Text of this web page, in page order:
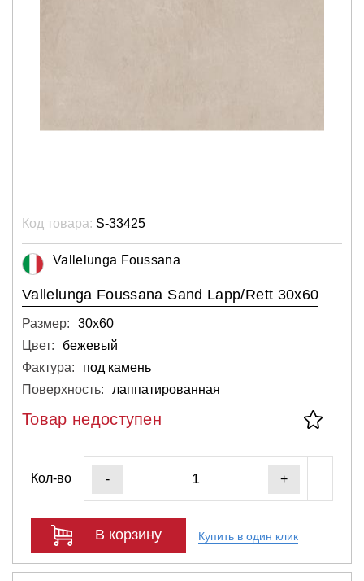
Код товара: S-33425
Vallelunga Foussana
Vallelunga Foussana Sand Lapp/Rett 30x60
Размер:
30х60
Цвет:
бежевый
Фактура:
под камень
Поверхность:
лаппатированная
Товар недоступен
Кол-во - +
В корзину Купить в один клик